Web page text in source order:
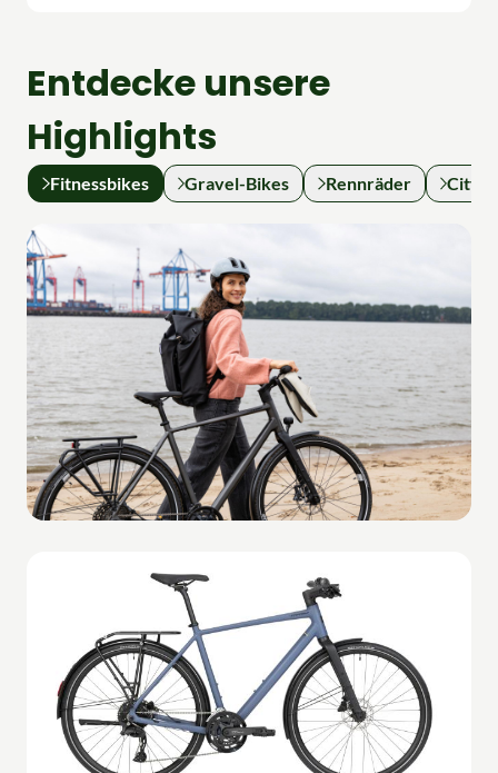
Entdecke unsere
Highlights
Fitnessbikes Gravel-Bikes Rennräder